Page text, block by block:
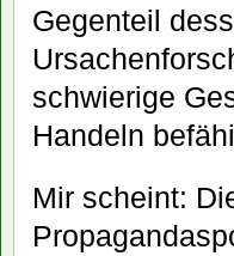
Gegenteil
schwierige
Handeln
Mir scheint: